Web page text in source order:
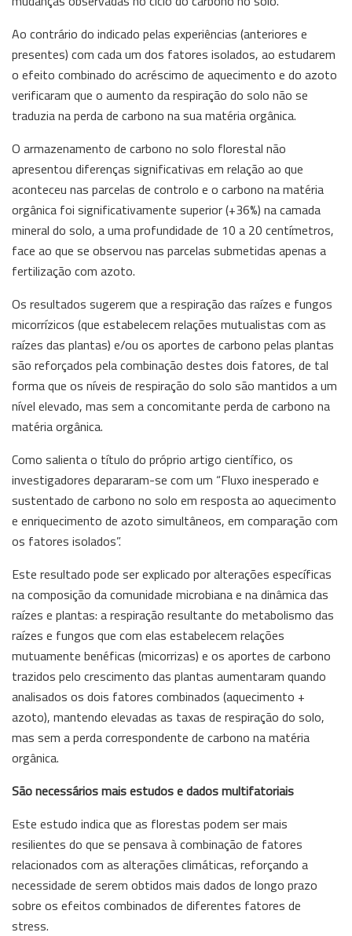
Ao contrário do indicado pelas experiências (anteriores e
presentes) com cada um dos fatores isolados, ao estudarem
o efeito combinado do acréscimo de aquecimento e do azoto
verificaram que o aumento da respiração do solo não se
traduzia na perda de carbono na sua matéria orgânica.
O armazenamento de carbono no solo florestal não
apresentou diferenças significativas em relação ao que
aconteceu nas parcelas de controlo e o carbono na matéria
orgânica foi significativamente superior (+36%) na camada
mineral do solo, a uma profundidade de 10 a 20 centímetros,
face ao que se observou nas parcelas submetidas apenas a
fertilização com azoto.
Os resultados sugerem que a respiração das raízes e fungos
micorrízicos (que estabelecem relações mutualistas com as
raízes das plantas) e/ou os aportes de carbono pelas plantas
são reforçados pela combinação destes dois fatores, de tal
forma que os níveis de respiração do solo são mantidos a um
nível elevado, mas sem a concomitante perda de carbono na
matéria orgânica.
Como salienta o título do próprio artigo científico, os
investigadores depararam-se com um “Fluxo inesperado e
sustentado de carbono no solo em resposta ao aquecimento
e enriquecimento de azoto simultâneos, em comparação com
os fatores isolados”.
Este resultado pode ser explicado por alterações específicas
na composição da comunidade microbiana e na dinâmica das
raízes e plantas: a respiração resultante do metabolismo das
raízes e fungos que com elas estabelecem relações
mutuamente benéficas (micorrizas) e os aportes de carbono
trazidos pelo crescimento das plantas aumentaram quando
analisados os dois fatores combinados (aquecimento +
azoto), mantendo elevadas as taxas de respiração do solo,
mas sem a perda correspondente de carbono na matéria
orgânica.
São necessários mais estudos e dados multifatoriais
Este estudo indica que as florestas podem ser mais
resilientes do que se pensava à combinação de fatores
relacionados com as alterações climáticas, reforçando a
necessidade de serem obtidos mais dados de longo prazo
sobre os efeitos combinados de diferentes fatores de
stress.